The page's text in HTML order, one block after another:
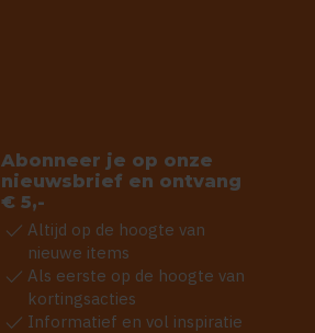
Abonneer je op onze
nieuwsbrief en ontvang
€ 5,-
check Altijd op de hoogte van
nieuwe items
check Als eerste op de hoogte van
kortingsacties
check Informatief en vol inspiratie